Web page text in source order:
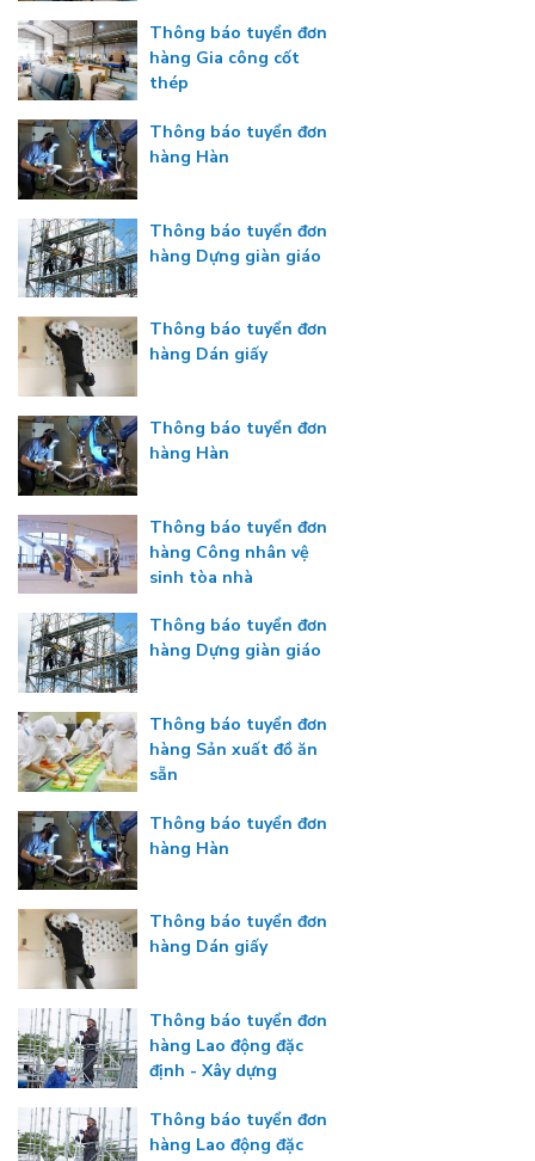
Thông báo tuyển đơn
hàng Gia công cốt
thép
Thông báo tuyển đơn
hàng Hàn
Thông báo tuyển đơn
hàng Dựng giàn giáo
Thông báo tuyển đơn
hàng Dán giấy
Thông báo tuyển đơn
hàng Hàn
Thông báo tuyển đơn
hàng Công nhân vệ
sinh tòa nhà
Thông báo tuyển đơn
hàng Dựng giàn giáo
Thông báo tuyển đơn
hàng Sản xuất đồ ăn
sẵn
Thông báo tuyển đơn
hàng Hàn
Thông báo tuyển đơn
hàng Dán giấy
Thông báo tuyển đơn
hàng Lao động đặc
định - Xây dựng
Thông báo tuyển đơn
hàng Lao động đặc